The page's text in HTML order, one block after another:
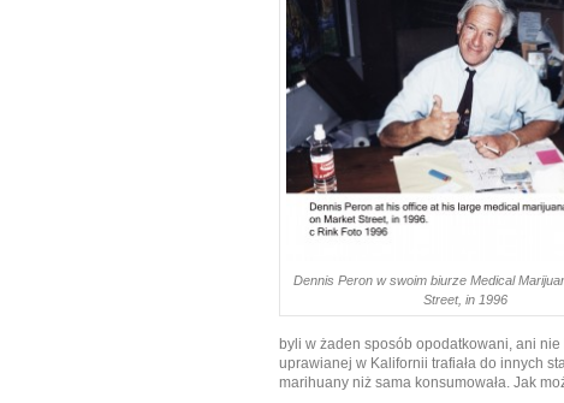
Dennis Peron w swoim biurze Medical
Street, in 1996
byli w żaden sposób opodatkowani, ani
uprawianej w Kalifornii trafiała do innych
marihuany niż sama konsumowała. Jak